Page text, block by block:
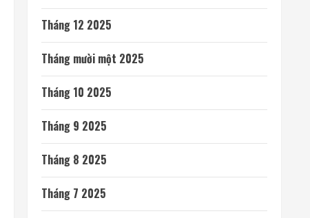
Tháng 12 2025
Tháng mười một 2025
Tháng 10 2025
Tháng 9 2025
Tháng 8 2025
Tháng 7 2025